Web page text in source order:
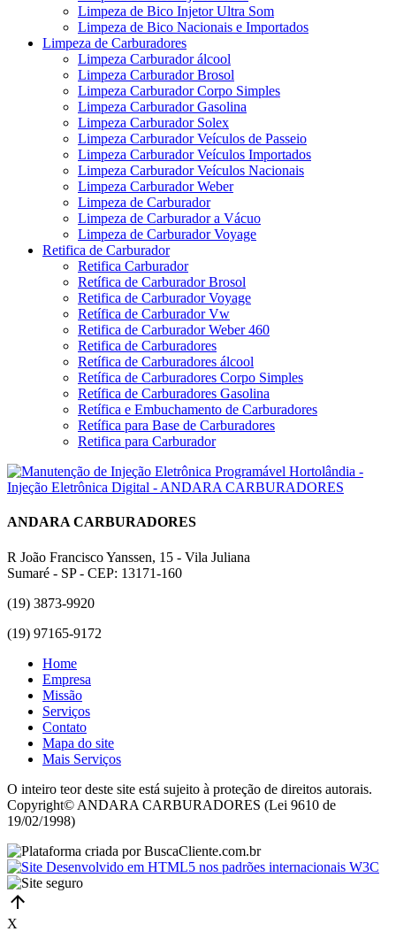
Limpeza de Bico Injetor Ultra Som
Limpeza de Bico Nacionais e Importados
Limpeza de Carburadores
Limpeza Carburador álcool
Limpeza Carburador Brosol
Limpeza Carburador Corpo Simples
Limpeza Carburador Gasolina
Limpeza Carburador Solex
Limpeza Carburador Veículos de Passeio
Limpeza Carburador Veículos Importados
Limpeza Carburador Veículos Nacionais
Limpeza Carburador Weber
Limpeza de Carburador
Limpeza de Carburador a Vácuo
Limpeza de Carburador Voyage
Retifica de Carburador
Retifica Carburador
Retífica de Carburador Brosol
Retifica de Carburador Voyage
Retífica de Carburador Vw
Retifica de Carburador Weber 460
Retifica de Carburadores
Retífica de Carburadores álcool
Retífica de Carburadores Corpo Simples
Retífica de Carburadores Gasolina
Retífica e Embuchamento de Carburadores
Retífica para Base de Carburadores
Retifica para Carburador
ANDARA CARBURADORES
R João Francisco Yanssen, 15 - Vila Juliana
Sumaré - SP - CEP: 13171-160
(19) 3873-9920
(19) 97165-9172
Home
Empresa
Missão
Serviços
Contato
Mapa do site
Mais Serviços
O inteiro teor deste site está sujeito à proteção de direitos autorais.
Copyright© ANDARA CARBURADORES (Lei 9610 de
19/02/1998)
X